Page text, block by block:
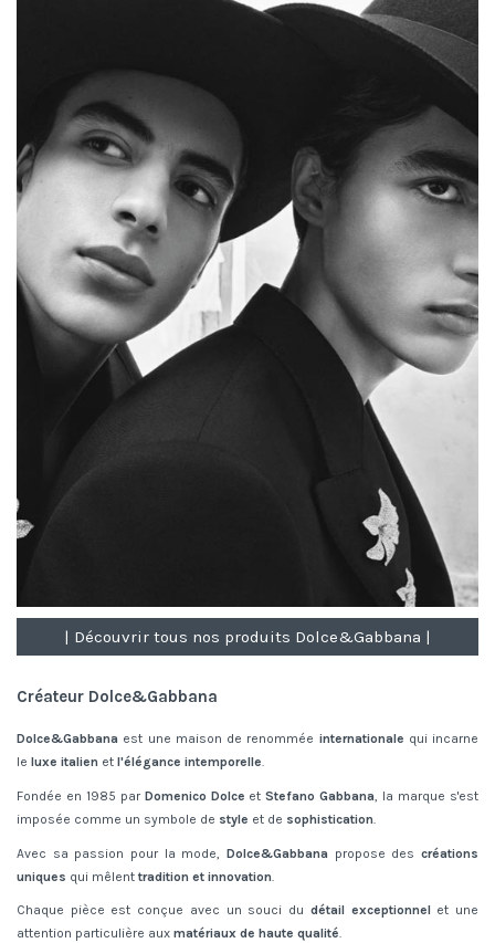
| Découvrir tous nos produits Dolce&Gabbana |
Créateur Dolce&Gabbana
Dolce&Gabbana est une maison de renommée internationale qui incarne
le luxe italien et l'élégance intemporelle.
Fondée en 1985 par Domenico Dolce etStefano Gabbana, la marque s'est
imposée comme un symbole de style et de sophistication.
Avec sa passion pour la mode, Dolce&Gabbana propose des créations
uniques qui mêlent tradition et innovation
Chaque pièce est conçue avec un souci du détail exceptionnelet une
attention particulière aux matériaux de haute qualité.